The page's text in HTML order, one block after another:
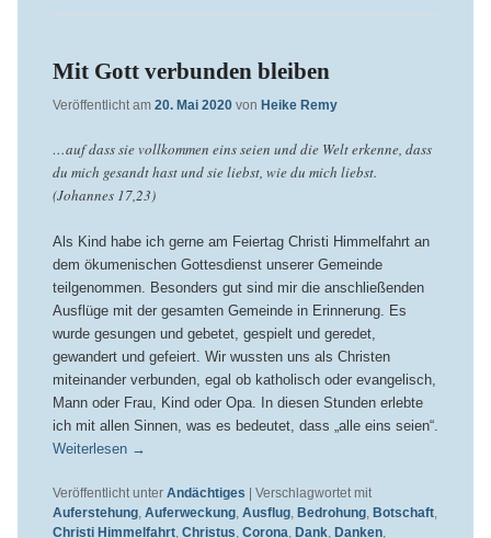
Mit Gott verbunden bleiben
Veröffentlicht am 20. Mai 2020 von Heike Remy
…auf dass sie vollkommen eins seien und die Welt erkenne, dass
du mich gesandt hast und sie liebst, wie du mich liebst.
(Johannes 17,23)
Als Kind habe ich gerne am Feiertag Christi Himmelfahrt an
dem ökumenischen Gottesdienst unserer Gemeinde
teilgenommen. Besonders gut sind mir die anschließenden
Ausflüge mit der gesamten Gemeinde in Erinnerung. Es
wurde gesungen und gebetet, gespielt und geredet,
gewandert und gefeiert. Wir wussten uns als Christen
miteinander verbunden, egal ob katholisch oder evangelisch,
Mann oder Frau, Kind oder Opa. In diesen Stunden erlebte
ich mit allen Sinnen, was es bedeutet, dass „alle eins seien“.
Weiterlesen →
Veröffentlicht unter Andächtiges
Verschlagwortet mit
Auferstehung, Auferweckung, Ausflug, Bedrohung, Botschaft,
Christi Himmelfahrt, Christus, Corona, Dank, Danken,